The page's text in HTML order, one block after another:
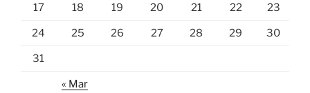
17 18 19 20 21 22 23
24 25 26 27 28 29 30
31
« Mar